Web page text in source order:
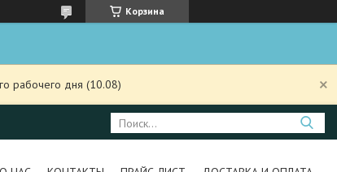
Корзина
рабочего дня (10.08)